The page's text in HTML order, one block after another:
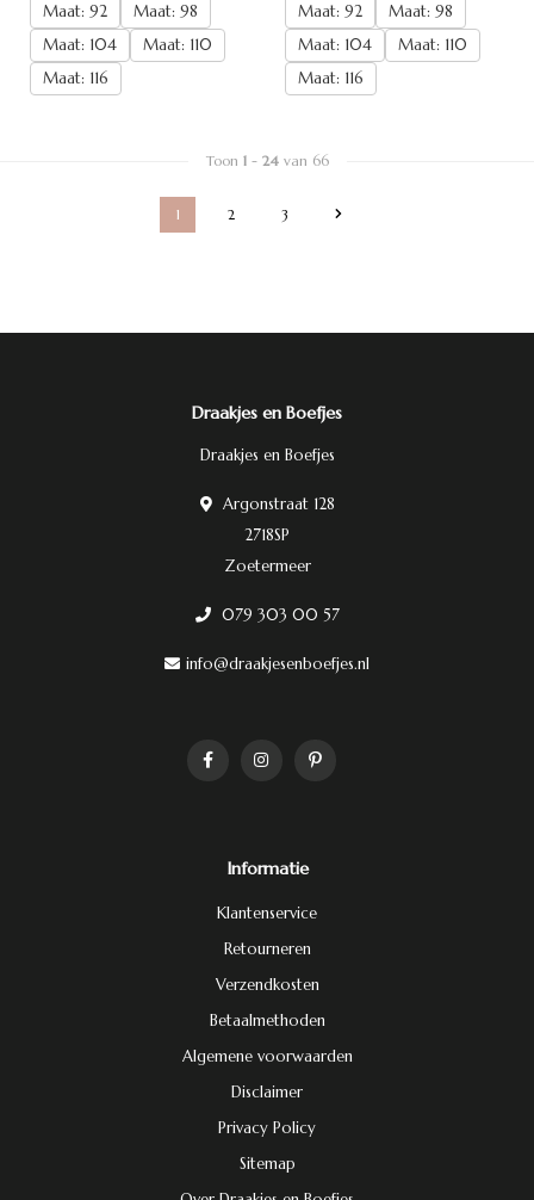
Maat: 92
Maat: 98
Maat: 104
Maat: 110
Maat: 116
Maat: 92
Maat: 98
Maat: 104
Maat: 110
Maat: 116
Toon 1- 24van 66
1 2 3
Draakjes en Boefjes
Draakjes en Boefjes
Argonstraat 128
2718SP
Zoetermeer
079 303 00 57
info@draakjesenboefjes.nl
Informatie
Klantenservice
Retourneren
Verzendkosten
Betaalmethoden
Algemene voorwaarden
Disclaimer
Privacy Policy
Sitemap